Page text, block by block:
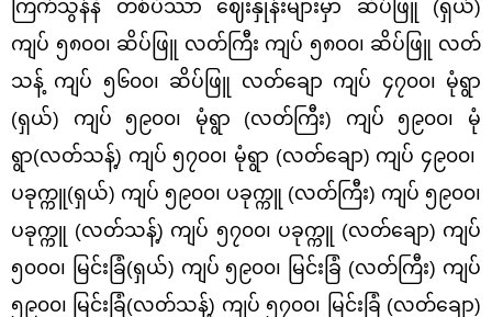
ကြက်သွန်နီ တစ်ပိဿာ ဈေးနှုန်းများမှာ ဆိပ်ဖြူ (ရှယ်)
ကျပ် ၅၈၀၀၊ ဆိပ်ဖြူ လတ်ကြီး ကျပ် ၅၈၀၀၊ ဆိပ်ဖြူ လတ်
သန့် ကျပ် ၅၆၀၀၊ ဆိပ်ဖြူ လတ်ချော ကျပ် ၄၇၀၀၊ မုံရွာ
(ရှယ်) ကျပ် ၅၉၀၀၊ မုံရွာ (လတ်ကြီး) ကျပ် ၅၉၀၀၊ မုံ
ရွာ(လတ်သန့်) ကျပ် ၅၇၀၀၊ မုံရွာ (လတ်ချော) ကျပ် ၄၉၀၀၊
ပခုက္ကူ(ရှယ်) ကျပ် ၅၉၀၀၊ ပခုက္ကူ (လတ်ကြီး) ကျပ် ၅၉၀၀၊
ပခုက္ကူ (လတ်သန့်) ကျပ် ၅၇၀၀၊ ပခုက္ကူ (လတ်ချော) ကျပ်
၅၀၀၀၊ မြင်းခြံ(ရှယ်) ကျပ် ၅၉၀၀၊ မြင်းခြံ (လတ်ကြီး) ကျပ်
၅၉၀၀၊ မြင်းခြံ(လတ်သန့်) ကျပ် ၅၇၀၀၊ မြင်းခြံ (လတ်ချော)